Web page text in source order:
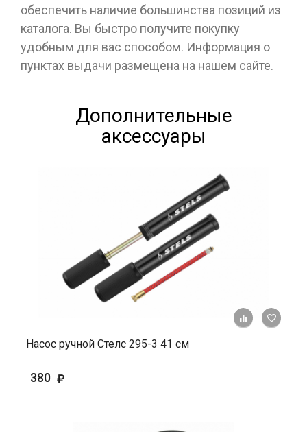
обеспечить наличие большинства позиций из
каталога. Вы быстро получите покупку
удобным для вас способом. Информация о
пунктах выдачи размещена на нашем сайте.
Дополнительные
аксессуары
+ К
Насос ручной Стелс 295-3 41 см
380